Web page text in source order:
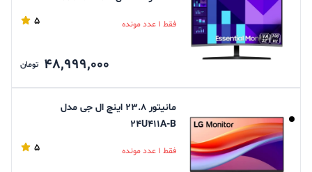
فقط 1 عدد مونده 5
48,999,000 تومان
مانیتور 23.8 اینچ ال جی مدل
24U411A-B
فقط 1 عدد مونده 5